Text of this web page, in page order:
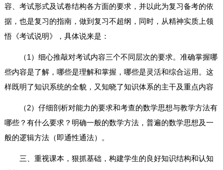
容、考试形式及试卷结构各方面的要求，并以此为复习备考的依
据，也是复习的指南，做到复习不超纲，同时，从精神实质上领
悟《考试说明》，具体说来是：
（1）细心推敲对考试内容三个不同层次的要求。准确掌握哪
些内容是了解，哪些是理解和掌握，哪些是灵活和综合运用。这
样既明了知识系统的全貌，又知晓了知识体系的主干及重点内容
（2）仔细剖析对能力的要求和考查的数学思想与教学方法有
哪些？有什么要求？明确一般的数学方法，普遍的数学思想及一
般的逻辑方法（即通性通法）。
三、重视课本，狠抓基础，构建学生的良好知识结构和认知